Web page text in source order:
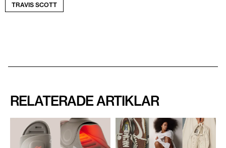
TRAVIS SCOTT
RELATERADE ARTIKLAR